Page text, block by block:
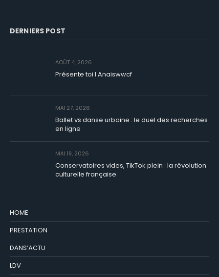
DERNIERS POST
AOÛT 4, 2026
Présente toi I Anaiswwcf
MAI 27, 2026
Ballet vs danse urbaine : le duel des recherches
en ligne
MAI 19, 2026
Conservatoires vides, TikTok plein : la révolution
culturelle française
HOME
PRESTATION
DANS’ACTU
LDV